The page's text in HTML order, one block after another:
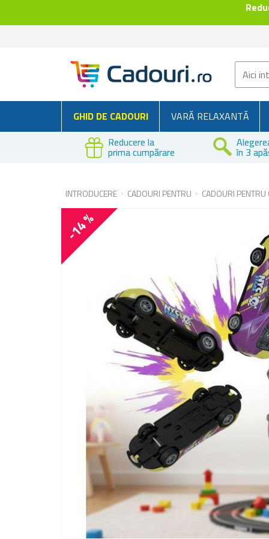
GHID DE CADOURI VARĂ RELAXANTĂ
Reducere la
prima cumpărare în 3
INTRODUCERE CADOURI PENTRU CADOURI PENTRU
-14 %